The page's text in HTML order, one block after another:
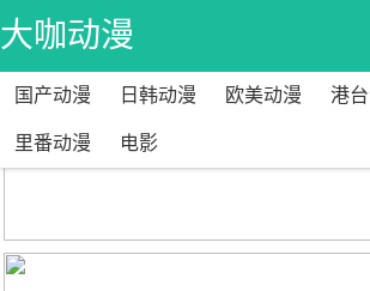
大咖动漫
网
国产动漫 日韩动漫 欧美动漫 港
里番动漫 电影